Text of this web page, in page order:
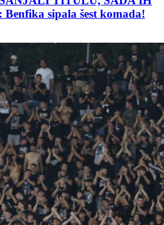
sipala šest komada!